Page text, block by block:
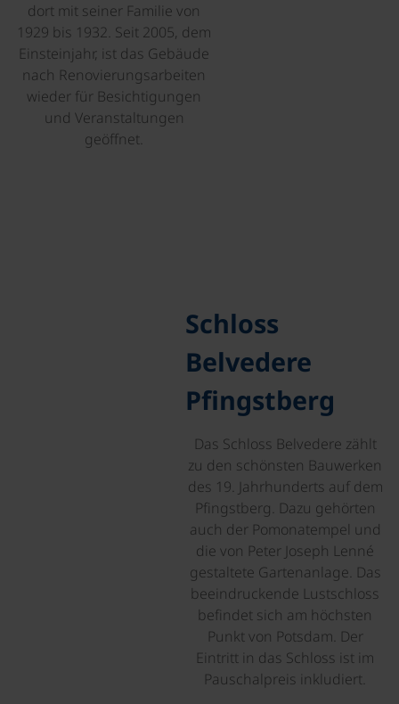
dort mit seiner Familie von
1929 bis 1932. Seit 2005, dem
Einsteinjahr, ist das Gebäude
nach Renovierungsarbeiten
wieder für Besichtigungen
und Veranstaltungen
geöffnet.
Schloss
Belvedere
Pfingstberg
Das Schloss Belvedere zählt
zu den schönsten Bauwerken
des 19. Jahrhunderts auf dem
Pfingstberg. Dazu gehörten
auch der Pomonatempel und
die von Peter Joseph Lenné
gestaltete Gartenanlage. Das
beeindruckende Lustschloss
befindet sich am höchsten
Punkt von Potsdam. Der
Eintritt in das Schloss ist im
Pauschalpreis inkludiert.